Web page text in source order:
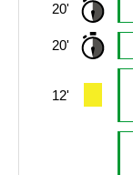
20'
20'
12'